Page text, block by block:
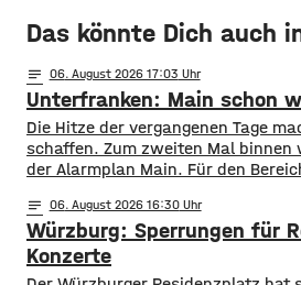
Das könnte Dich auch
notes 06. August 2026 17:03
Unterfranken: Main schon
Die Hitze der vergangenen Tage
schaffen. Zum zweiten Mal binnen
der Alarmplan Main. Für den
mainabwärts die zweite von drei
aktuell mit dem Sauerstoffgehalt im
Probleme, allerdings ist die
notes 06. August 2026 16:30
Würzburg: Sperrungen für
Konzerte